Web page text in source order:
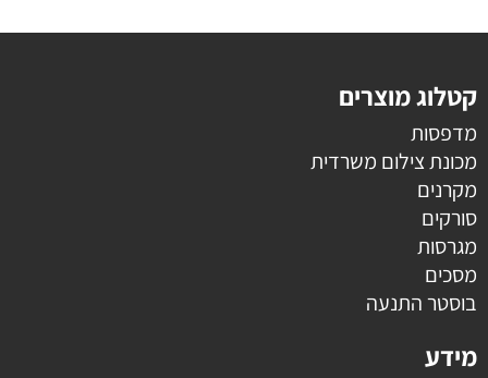
קטלוג מוצרים
מדפסות
מכונת צילום משרדית
מקרנים
סורקים
מגרסות
מסכים
בוסטר התנעה
מידע